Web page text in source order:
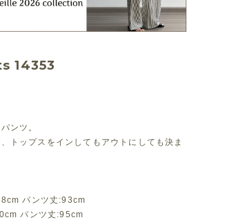
14353
ンツ。
トップスをインしてもアウトにしても決ま
パンツ丈:93cm
パンツ丈:95cm